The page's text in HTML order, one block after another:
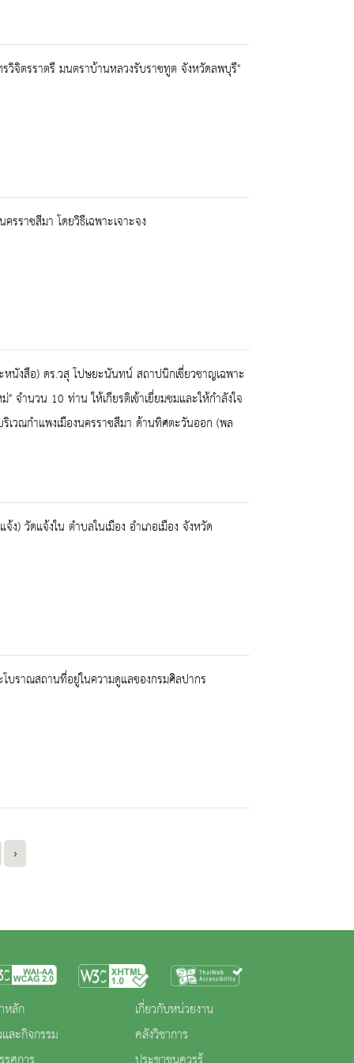
วิจิตรราตรี มนตราบ้านหลวงรับราชทูต จังหวัดลพบุรี"
ราชสีมา โดยวิธีเฉพาะเจาะจง
นังสือ) ดร.วสุ โปษยะนันทน์ สถาปนิกเชี่ยวชาญเฉพาะ
ำนวน 10 ท่าน ให้เกียรติเข้าเยี่ยมชมและให้กำลังใจ
วณกำแพงเมืองนครราชสีมา ด้านทิศตะวันออก (พล
) วัดแจ้งใน ตำบลในเมือง อำเภอเมือง จังหวัด
ราณสถานที่อยู่ในความดูแลของกรมศิลปากร
›
หลัก
ละกิจกรรม
เกี่ยวกับหน่วยงาน
คลังวิชาการ